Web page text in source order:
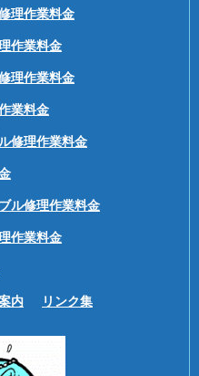
理作業料金
作業料金
理作業料金
業料金
修理作業料金
ル修理作業料金
作業料金
内 リンク集